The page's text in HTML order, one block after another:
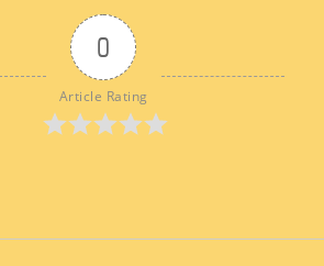
0
Article Rating